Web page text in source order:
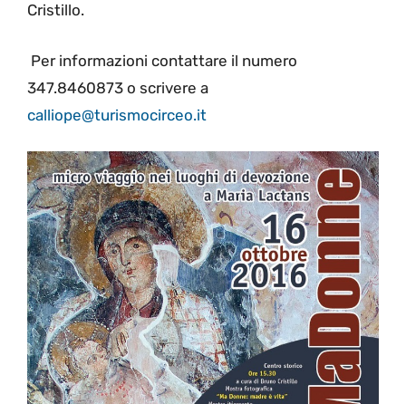
Cristillo.
Per informazioni contattare il numero
347.8460873 o scrivere a
calliope@turismocirceo.it